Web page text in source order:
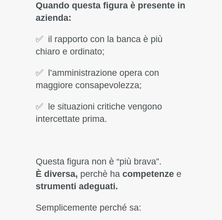
Quando questa figura è presente in
azienda:
✅ il rapporto con la banca è più
chiaro e ordinato;
✅ l’amministrazione opera con
maggiore consapevolezza;
✅ le situazioni critiche vengono
intercettate prima.
Questa figura non è “più brava”.
È diversa, perchè ha competenze e
strumenti adeguati.
Semplicemente perché sa: